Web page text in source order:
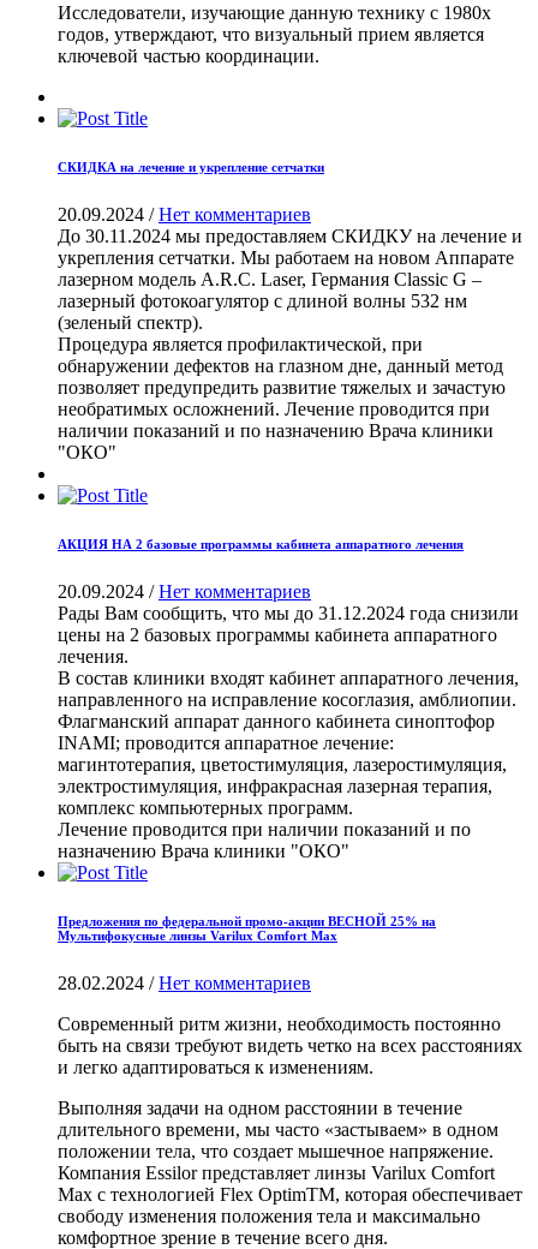
Исследователи, изучающие данную технику с 1980х
годов, утверждают, что визуальный прием является
ключевой частью координации.
СКИДКА на лечение и укрепление сетчатки
20.09.2024 / Нет комментариев
До 30.11.2024 мы предоставляем СКИДКУ на лечение и
укрепления сетчатки. Мы работаем на новом Аппарате
лазерном модель A.R.C. Laser, Германия Classic G –
лазерный фотокоагулятор с длиной волны 532 нм
(зеленый спектр).
Процедура является профилактической, при
обнаружении дефектов на глазном дне, данный метод
позволяет предупредить развитие тяжелых и зачастую
необратимых осложнений. Лечение проводится при
наличии показаний и по назначению Врача клиники
"ОКО"
АКЦИЯ НА 2 базовые программы кабинета аппаратного лечения
20.09.2024 / Нет комментариев
Рады Вам сообщить, что мы до 31.12.2024 года снизили
цены на 2 базовых программы кабинета аппаратного
лечения.
В состав клиники входят кабинет аппаратного лечения,
направленного на исправление косоглазия, амблиопии.
Флагманский аппарат данного кабинета cиноптофор
INAMI; проводится аппаратное лечение:
магинтотерапия, цветостимуляция, лазеростимуляция,
электростимуляция, инфракрасная лазерная терапия,
комплекс компьютерных программ.
Лечение проводится при наличии показаний и по
назначению Врача клиники "ОКО"
Предложения по федеральной промо-акции ВЕСНОЙ 25% на
Мультифокусные линзы Varilux Comfort Max
28.02.2024 / Нет комментариев
Современный ритм жизни, необходимость постоянно
быть на связи требуют видеть четко на всех расстояниях
и легко адаптироваться к изменениям.
Выполняя задачи на одном расстоянии в течение
длительного времени, мы часто «застываем» в одном
положении тела, что создает мышечное напряжение.
Компания Essilor представляет линзы Varilux Comfort
Max c технологией Flex OptimTM, которая обеспечивает
свободу изменения положения тела и максимально
комфортное зрение в течение всего дня.